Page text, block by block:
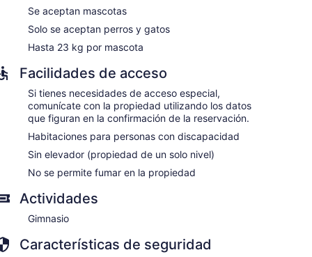
Se aceptan mascotas
Solo se aceptan perros y gatos
Hasta 23 kg por mascota
Facilidades de acceso
Si tienes necesidades de acceso especial,
comunícate con la propiedad utilizando los datos
que figuran en la confirmación de la reservación.
Habitaciones para personas con discapacidad
Sin elevador (propiedad de un solo nivel)
No se permite fumar en la propiedad
Actividades
Gimnasio
Características de seguridad